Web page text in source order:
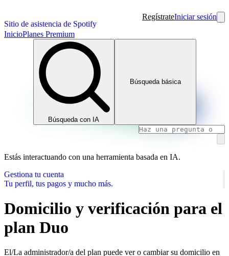
Sitio de asistencia de Spotify
RegístrateIniciar sesión
InicioPlanes Premium
Búsqueda con IA
Búsqueda básica
Estás interactuando con una herramienta basada en IA.
Gestiona tu cuenta
Tu perfil, tus pagos y mucho más.
Domicilio y verificación para el
plan Duo
El/La administrador/a del plan puede ver o cambiar su domicilio en